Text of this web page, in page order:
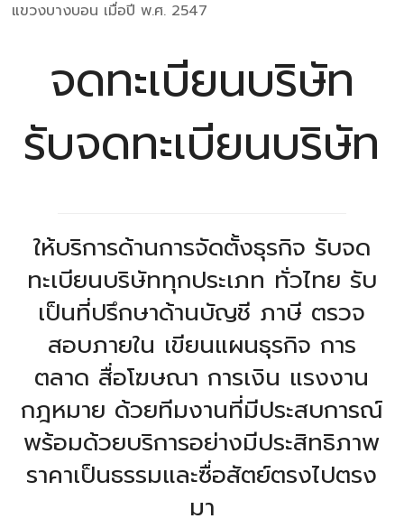
แขวงบางบอน เมื่อปี พ.ศ. 2547
จดทะเบียนบริษัท
รับจดทะเบียนบริษัท
ให้บริการด้านการจัดตั้งธุรกิจ รับจด
ทะเบียนบริษัททุกประเภท ทั่วไทย รับ
เป็นที่ปรึกษาด้านบัญชี ภาษี ตรวจ
สอบภายใน เขียนแผนธุรกิจ การ
ตลาด สื่อโฆษณา การเงิน แรงงาน
กฎหมาย ด้วยทีมงานที่มีประสบการณ์
พร้อมด้วยบริการอย่างมีประสิทธิภาพ
ราคาเป็นธรรมและซื่อสัตย์ตรงไปตรง
มา